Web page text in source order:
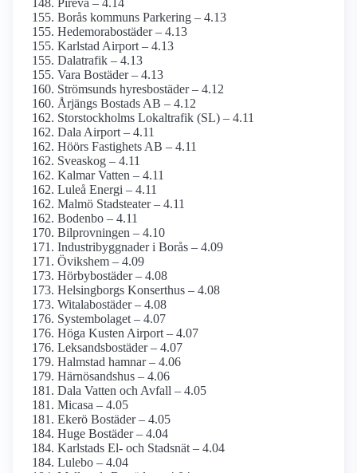
Pireva – 4.14
Borås kommuns Parkering – 4.13
Hedemorabostäder – 4.13
Karlstad Airport – 4.13
Dalatrafik – 4.13
Vara Bostäder – 4.13
Strömsunds hyresbostäder – 4.12
Årjängs Bostads AB – 4.12
Storstockholms Lokaltrafik (SL) – 4.11
Dala Airport – 4.11
Höörs Fastighets AB – 4.11
Sveaskog – 4.11
Kalmar Vatten – 4.11
Luleå Energi – 4.11
Malmö Stadsteater – 4.11
Bodenbo – 4.11
Bilprovningen – 4.10
Industribyggnader i Borås – 4.09
Övikshem – 4.09
Hörbybostäder – 4.08
Helsingborgs Konserthus – 4.08
Witalabostäder – 4.08
Systembolaget – 4.07
Höga Kusten Airport – 4.07
Leksandsbostäder – 4.07
Halmstad hamnar – 4.06
Härnösandshus – 4.06
Dala Vatten och Avfall – 4.05
Micasa – 4.05
Ekerö Bostäder – 4.05
Huge Bostäder – 4.04
Karlstads El- och Stadsnät – 4.04
Lulebo – 4.04